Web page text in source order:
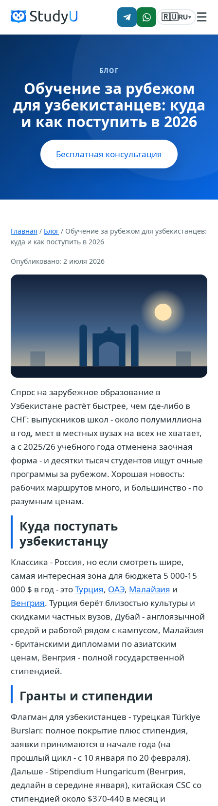
🇷🇺RU▾ ☰
БЛОГ
Обучение за рубежом
для узбекистанцев: куда
и как поступить в 2026
Бесплатная консультация
Главная / Блог / Обучение за рубежом для узбекистанцев:
куда и как поступить в 2026
Опубликовано: 2 июля 2026
Спрос на зарубежное образование в
Узбекистане растёт быстрее, чем где-либо в
СНГ: выпускников школ - около полумиллиона
в год, мест в местных вузах на всех не хватает,
а с 2025/26 учебного года отменена заочная
форма - и десятки тысяч студентов ищут очные
программы за рубежом. Хорошая новость:
рабочих маршрутов много, и большинство - по
разумным ценам.
Куда поступать
узбекистанцу
Классика - Россия, но если смотреть шире,
самая интересная зона для бюджета 5 000-15
000 $ в год - этоТурция, ОАЭ, Малайзия и
Венгрия. Турция берёт близостью культуры и
скидками частных вузов, Дубай - англоязычной
средой и работой рядом с кампусом, Малайзия
- британскими дипломами по азиатским
ценам, Венгрия - полной государственной
стипендией.
Гранты и стипендии
Флагман для узбекистанцев - турецкая Türkiye
Bursları: полное покрытие плюс стипендия,
заявки принимаются в начале года (на
прошлый цикл - с 10 января по 20 февраля).
Дальше - Stipendium Hungaricum (Венгрия,
дедлайн в середине января), китайская CSC со
стипендией около $370-440 в месяц и